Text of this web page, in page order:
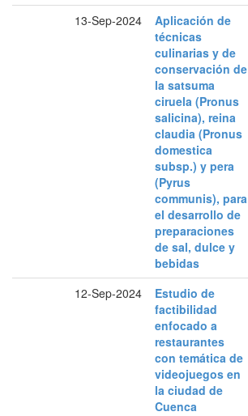
13-Sep-2024
Aplicación de
técnicas
culinarias y de
conservación de
la satsuma
ciruela (Pronus
salicina), reina
claudia (Pronus
domestica
subsp.) y pera
(Pyrus
communis), para
el desarrollo de
preparaciones
de sal, dulce y
bebidas
12-Sep-2024
Estudio de
factibilidad
enfocado a
restaurantes
con temática de
videojuegos en
la ciudad de
Cuenca